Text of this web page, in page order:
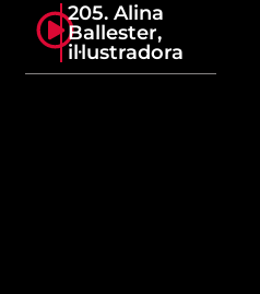
205. Alina
Ballester,
il·lustradora